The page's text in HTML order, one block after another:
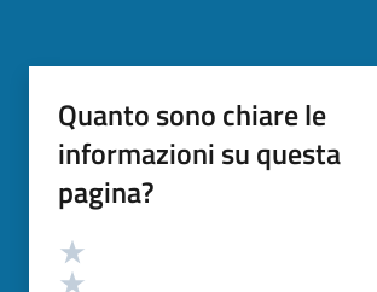
Quanto sono chiare le
informazioni su questa
pagina?
Valutazione